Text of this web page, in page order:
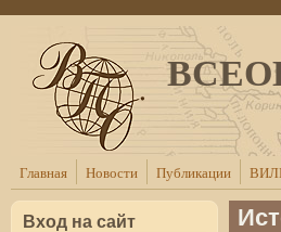
Перейти к основному содержанию
Главная Новости Публикации
Вход на сайт